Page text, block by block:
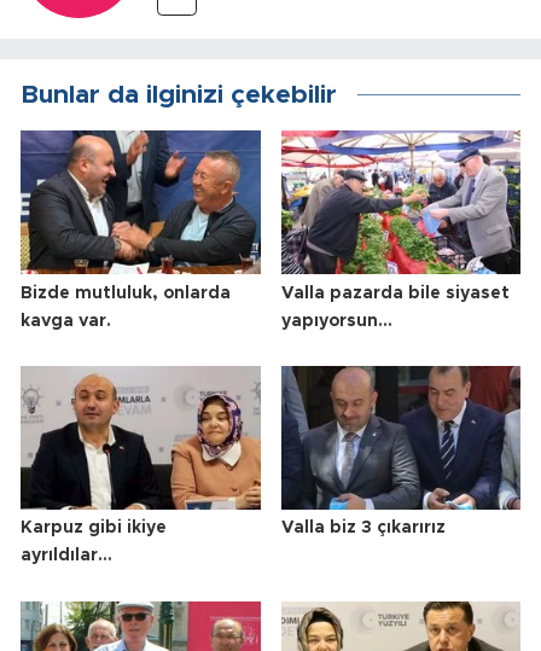
Bunlar da ilginizi çekebilir
Bizde mutluluk, onlarda
kavga var.
Valla pazarda bile siyaset
yapıyorsun…
Karpuz gibi ikiye
ayrıldılar…
Valla biz 3 çıkarırız